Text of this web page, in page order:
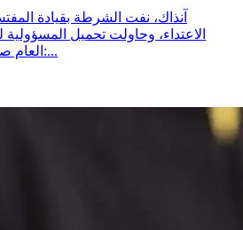
آنذاك، نفت الشرطة بقيادة
الاعتداء، وحاولت تحميل
العام صرّح في أحد المقابلات قائلاً:...